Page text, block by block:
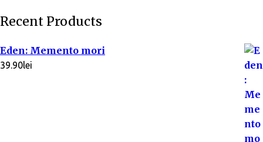
Recent Products
Eden: Memento mori
39.90lei